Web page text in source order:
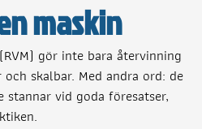
maskin
gör inte bara återvinning
skalbar. Med andra ord: de
vid goda föresatser,